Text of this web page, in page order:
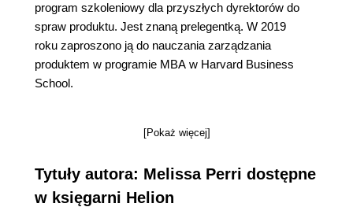
program szkoleniowy dla przyszłych dyrektorów do
spraw produktu. Jest znaną prelegentką. W 2019
roku zaproszono ją do nauczania zarządzania
produktem w programie MBA w Harvard Business
School.
[Pokaż więcej]
Tytuły autora: Melissa Perri dostępne
w księgarni Helion